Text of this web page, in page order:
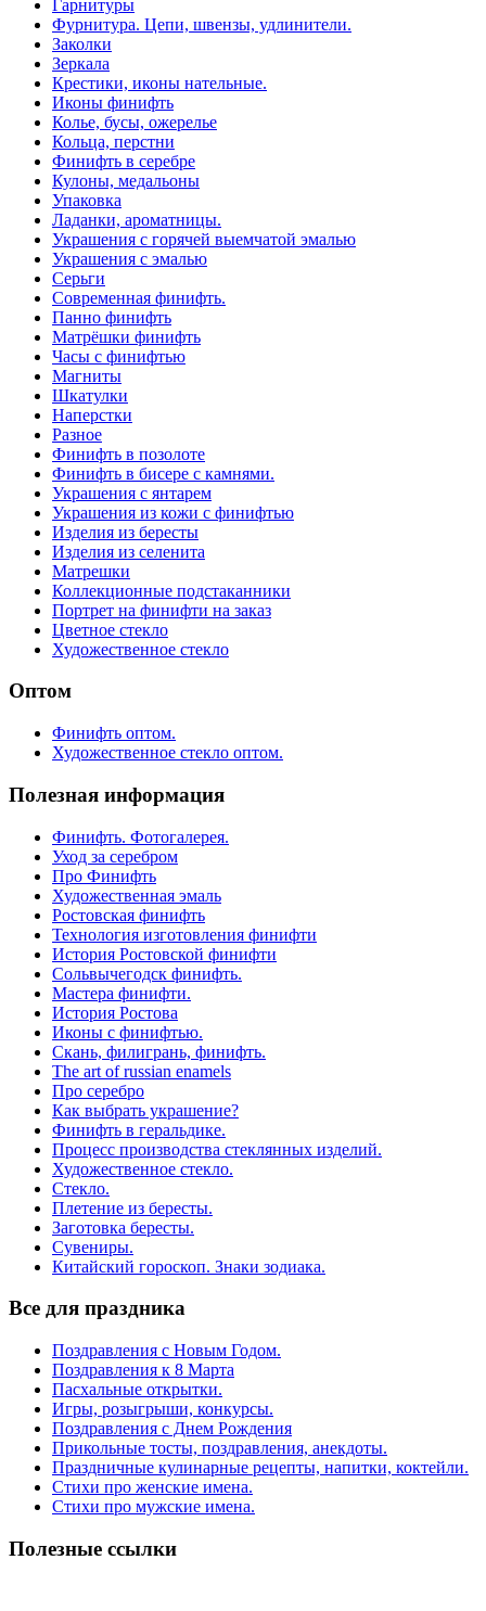
Гарнитуры
Фурнитура. Цепи, швензы, удлинители.
Заколки
Зеркала
Крестики, иконы нательные.
Иконы финифть
Колье, бусы, ожерелье
Кольца, перстни
Финифть в серебре
Кулоны, медальоны
Упаковка
Ладанки, ароматницы.
Украшения с горячей выемчатой эмалью
Украшения с эмалью
Серьги
Современная финифть.
Панно финифть
Матрёшки финифть
Часы с финифтью
Магниты
Шкатулки
Наперстки
Разное
Финифть в позолоте
Финифть в бисере с камнями.
Украшения с янтарем
Украшения из кожи с финифтью
Изделия из бересты
Изделия из селенита
Матрешки
Коллекционные подстаканники
Портрет на финифти на заказ
Цветное стекло
Художественное стекло
Оптом
Финифть оптом.
Художественное стекло оптом.
Полезная информация
Финифть. Фотогалерея.
Уход за серебром
Про Финифть
Художественная эмаль
Ростовская финифть
Технология изготовления финифти
История Ростовской финифти
Сольвычегодск финифть.
Мастера финифти.
История Ростова
Иконы с финифтью.
Скань, филигрань, финифть.
The art of russian enamels
Про серебро
Как выбрать украшение?
Финифть в геральдике.
Процесс производства стеклянных изделий.
Художественное стекло.
Стекло.
Плетение из бересты.
Заготовка бересты.
Сувениры.
Китайский гороскоп. Знаки зодиака.
Все для праздника
Поздравления с Новым Годом.
Поздравления к 8 Марта
Пасхальные открытки.
Игры, розыгрыши, конкурсы.
Поздравления с Днем Рождения
Прикольные тосты, поздравления, анекдоты.
Праздничные кулинарные рецепты, напитки, коктейли.
Стихи про женские имена.
Стихи про мужские имена.
Полезные ссылки